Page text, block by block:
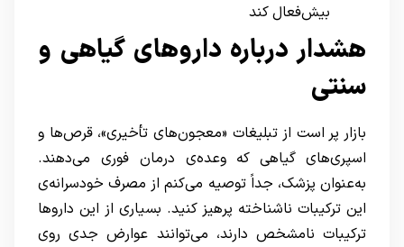
بیش‌فعال کند
هشدار درباره داروهای گیاهی و
سنتی
بازار پر است از تبلیغات «معجون‌های تأخیری»، قرص‌ها و
اسپری‌های گیاهی که وعده‌ی درمان فوری می‌دهند.
به‌عنوان پزشک، جداً توصیه می‌کنم از مصرف خودسرانه‌ی
این ترکیبات ناشناخته پرهیز کنید. بسیاری از این داروها
ترکیبات نامشخص دارند، می‌توانند عوارض جدی روی